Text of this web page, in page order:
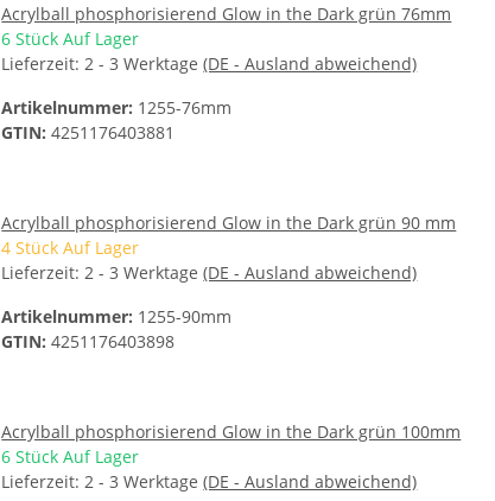
Acrylball phosphorisierend Glow in the Dark grün 76mm
6 Stück Auf Lager
Lieferzeit: 2 - 3 Werktage(DE - Ausland abweichend)
Artikelnummer: 1255-76mm
GTIN: 4251176403881
Acrylball phosphorisierend Glow in the Dark grün 90 mm
4 Stück Auf Lager
Lieferzeit:2 - 3 Werktage(DE - Ausland abweichend)
Artikelnummer: 1255-90mm
GTIN: 4251176403898
Acrylball phosphorisierend Glow in the Dark grün 100mm
6 Stück Auf Lager
Lieferzeit:2 - 3 Werktage(DE - Ausland abweichend)